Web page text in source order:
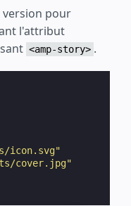
version pour
l'attribut
<amp-story> .
icon.svg"
cover.jpg"